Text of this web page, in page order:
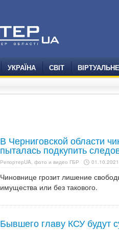
УКРАЇНА СВІТ
В Черниговской области
пыталась подкупить
РепортерUA, фото и видео ГБР
Чиновнице грозит лишение
имущества или без такового.
Бывшего главу КСУ будут